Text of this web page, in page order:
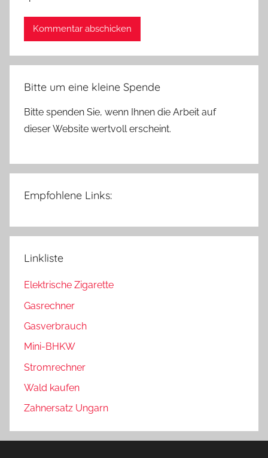
Bitte um eine kleine Spende
Bitte spenden Sie, wenn Ihnen die Arbeit auf
dieser Website wertvoll erscheint.
Empfohlene Links:
Linkliste
Elektrische Zigarette
Gasrechner
Gasverbrauch
Mini-BHKW
Stromrechner
Wald kaufen
Zahnersatz Ungarn